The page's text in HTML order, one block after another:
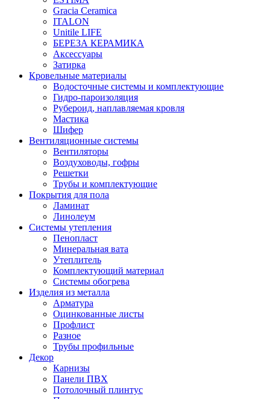
Gracia Ceramica
ITALON
Unitile LIFE
БЕРЕЗА КЕРАМИКА
Аксессуары
Затирка
Кровельные материалы
Водосточные системы и комплектующие
Гидро-пароизоляция
Рубероид, наплавляемая кровля
Мастика
Шифер
Вентиляционные системы
Вентиляторы
Воздуховоды, гофры
Решетки
Трубы и комплектующие
Покрытия для пола
Ламинат
Линолеум
Системы утепления
Пенопласт
Минеральная вата
Утеплитель
Комплектующий материал
Системы обогрева
Изделия из металла
Арматура
Оцинкованные листы
Профлист
Разное
Трубы профильные
Декор
Карнизы
Панели ПВХ
Потолочный плинтус